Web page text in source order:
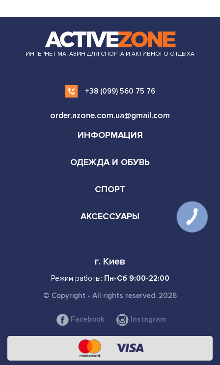
ИНТЕРНЕТ МАГАЗИН ДЛЯ СПОРТА И АКТИВНОГО ОТДЫХА
+38 (099) 560 75 76
order.azone.com.ua@gmail.com
ИНФОРМАЦИЯ
ОДЕЖДА И ОБУВЬ
СПОРТ
АКСЕССУАРЫ
г. Киев
Режим работы: Пн-Сб 9:00-22:00
© Copyright - All rights reserved. 2026
Facebook Instagram